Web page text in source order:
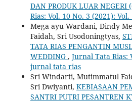
DAN PRODUK LUAR NEGERI
Rias: Vol. 10 No. 3 (2021):
Mega ayu Wardani, Dindy
Faidah, Sri Usodoningtyas,
TATA RIAS PENGANTIN
WEDDING , Jurnal Tata Rias:
jurnal tata rias
Sri Windarti, Mutimmatul
Sri Dwiyanti, KEBIASAAN
SANTRI PUTRI PESANTREN